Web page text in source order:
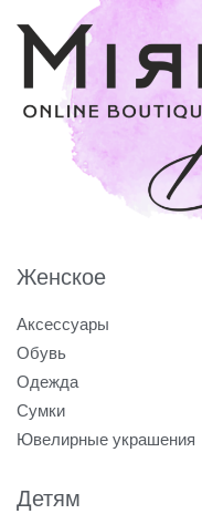
Женское
Аксессуары
Обувь
Одежда
Сумки
Ювелирные украшения
Детям